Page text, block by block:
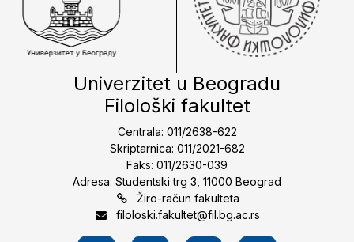
Univerzitet u Beogradu
Filološki fakultet
Centrala: 011/2638-622
Skriptarnica: 011/2021-682
Faks: 011/2630-039
Adresa: Studentski trg 3, 11000 Beograd
Žiro-račun fakulteta
filoloski.fakultet@fil.bg.ac.rs